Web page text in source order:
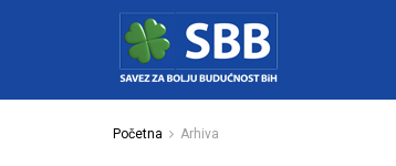
Početna Arhiva